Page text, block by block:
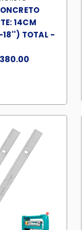
14CM
TOTAL -
S/ 3,380.00.